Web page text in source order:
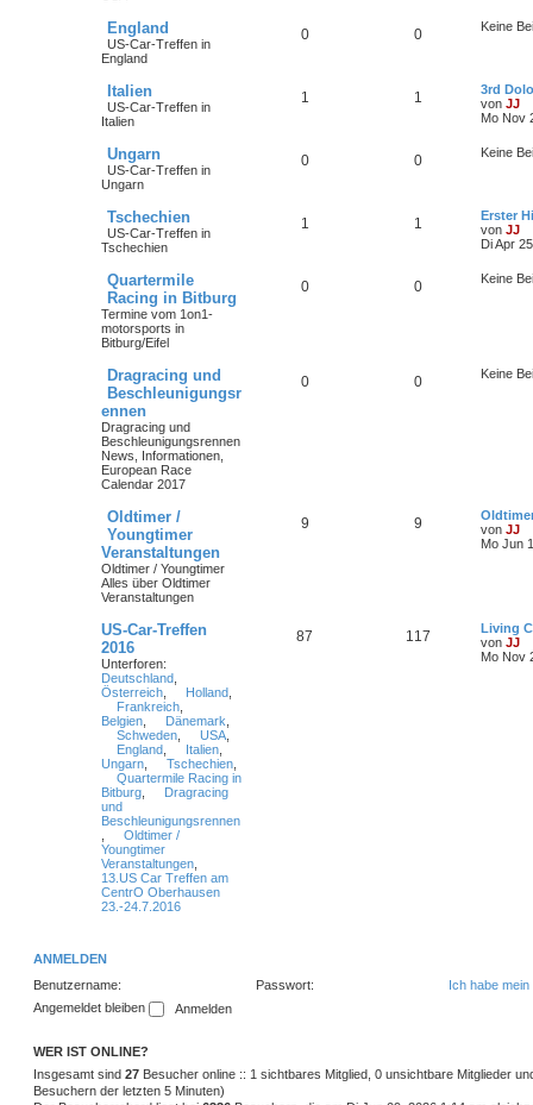
England
US-Car-Treffen in
England
0 0 Keine
Italien
US-Car-Treffen in
Italien
1 1
3rd
von JJ
Mo Nov
Ungarn
US-Car-Treffen in
Ungarn
0 0 Keine
Tschechien
US-Car-Treffen in
Tschechien
1 1
Erster
von JJ
Di Apr
Quartermile
Racing in Bitburg
Termine vom 1on1-
motorsports in
Bitburg/Eifel
0 0 Keine
Dragracing und
Beschleunigungsr
ennen
Dragracing und
Beschleunigungsrennen
News, Informationen,
European Race
Calendar 2017
0 0 Keine
Oldtimer /
Youngtimer
Veranstaltungen
Oldtimer / Youngtimer
Alles über Oldtimer
Veranstaltungen
9 9
von JJ
Mo Jun
US-Car-Treffen
2016
Unterforen:
Deutschland
Österreich
Holland,
Frankreich,
Belgien
Dänemark
Schweden, USA,
England, Italien,
Ungarn
Tschechien,
Quartermile Racing in
Bitburg
Dragracing
und
Beschleunigungsrennen
Oldtimer /
Youngtimer
Veranstaltungen
13.US Car Treffen am
CentrO Oberhausen
23.-24.7.2016
87 117
Living
von JJ
Mo Nov
ANMELDEN
Benutzername:
Passwort:
Ich habe
Angemeldet bleiben
WER IST ONLINE?
Insgesamt sind 27 Besucher online :: 1 sichtbares Mitglied, 0 unsichtbare Mitglieder
Besuchern der letzten 5 Minuten)